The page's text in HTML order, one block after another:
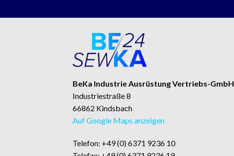
BeKa Industrie Ausrüstung Vertriebs-GmbH
Industriestraße 8
66862 Kindsbach
Auf Google Maps anzeigen
Telefon: +49 (0) 6371 9236 10